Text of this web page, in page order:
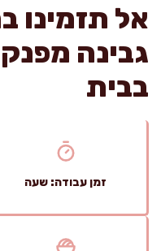
אל תזמינו
גבינה
בבית
זמן עבודה: שעה